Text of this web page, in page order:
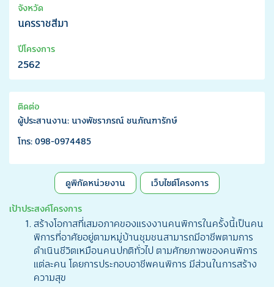
จังหวัด
นครราชสีมา
ปีโครงการ
2562
ติดต่อ
ผู้ประสานงาน: นางพัชราภรณ์ ชนภัณฑารักษ์
โทร: 098-0974485
ดูพิกัดหน่วยงาน
เว็บไซต์โครงการ
เป้าประสงค์โครงการ
สร้างโอกาสที่เสมอภาคของแรงงานคนพิการในครั้งนี้เป็นคน
พิการที่อาศัยอยู่ตามหมู่บ้านชุมชนสามารถมีอาชีพตามการ
ดำเนินชีวิตเหมือนคนปกติทั่วไป ตามศักยภาพของคนพิการ
แต่ละคน โดยการประกอบอาชีพคนพิการ มีส่วนในการสร้าง
ความสุข